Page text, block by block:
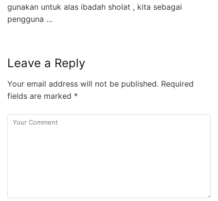
gunakan untuk alas ibadah sholat , kita sebagai
pengguna …
Leave a Reply
Your email address will not be published. Required
fields are marked *